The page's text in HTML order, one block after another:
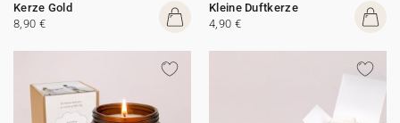
Kerze Gold
8,90 €
Kleine Duftkerze
4,90 €